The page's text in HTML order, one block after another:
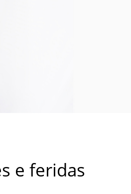
e feridas